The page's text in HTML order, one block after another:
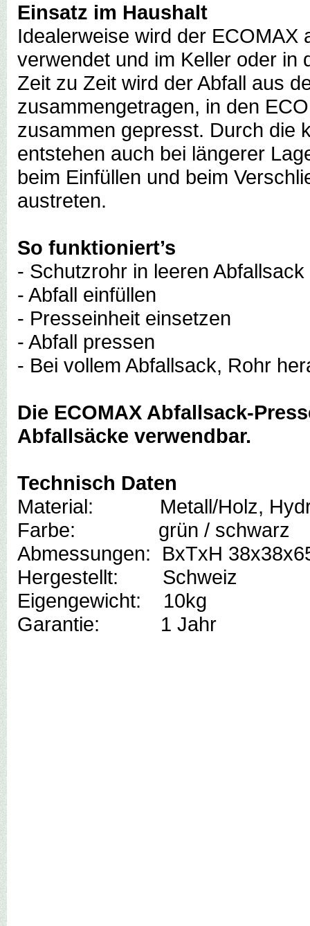
Einsatz im Haushalt
Idealerweise wird der ECOMAX
verwendet und im Keller oder in
Zeit zu Zeit wird der Abfall aus
zusammengetragen, in den
zusammen gepresst. Durch die
entstehen auch bei längerer
beim Einfüllen und beim
austreten.
So funktioniert’s
- Schutzrohr in leeren
- Abfall einfüllen
- Presseinheit einsetzen
- Abfall pressen
- Bei vollem Abfallsack, Rohr
Die ECOMAX Abfallsack-
Abfallsäcke verwendbar.
Technisch Daten
Material: Metall/Holz,
Farbe: grün / schwarz
Abmessungen: BxTxH
Hergestellt: Schweiz
Eigengewicht: 10kg
Garantie: 1 Jahr